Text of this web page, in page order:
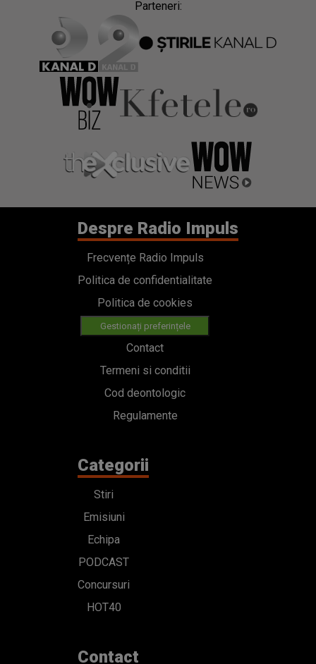
Parteneri:
Despre Radio Impuls
Frecvențe Radio Impuls
Politica de confidentialitate
Politica de cookies
Gestionați preferințele
Contact
Termeni si conditii
Cod deontologic
Regulamente
Categorii
Stiri
Emisiuni
Echipa
PODCAST
Concursuri
HOT40
Contact